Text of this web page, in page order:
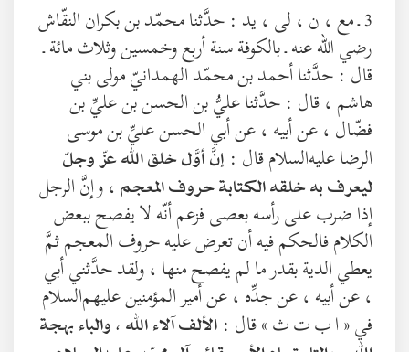
3 ـ مع ، ن ، لى ، يد : حدَّثنا محمّد بن بكران النقّاش
رضي الله عنه ـ بالكوفة سنة أربع وخمسين وثلاث مائة ـ
قال : حدَّثنا أحمد بن محمّد الهمدانيّ مولى بني
هاشم ، قال : حدَّثنا عليُّ بن الحسن بن عليِّ بن
فضّال ، عن أبيه ، عن أبي الحسن عليِّ بن موسى
الرضا عليه‌السلام قال : إنَّ أوَّل خلق الله عزّ وجلّ
ليعرف به خلقه الكتابة حروف المعجم، وإنَّ الرجل
إذا ضرب على رأسه بعصى فزعم أنّه لا يفصح ببعض
الكلام فالحكم فيه أن تعرض عليه حروف المعجم ثمَّ
يعطي الدية بقدر ما لم يفصح منها ، ولقد حدَّثني أبي
، عن أبيه ، عن جدِّه ، عن أمير المؤمنين عليهم‌السلام
في « ا ب ت ث » قال : الألف آلاء الله ، والباء بهجة